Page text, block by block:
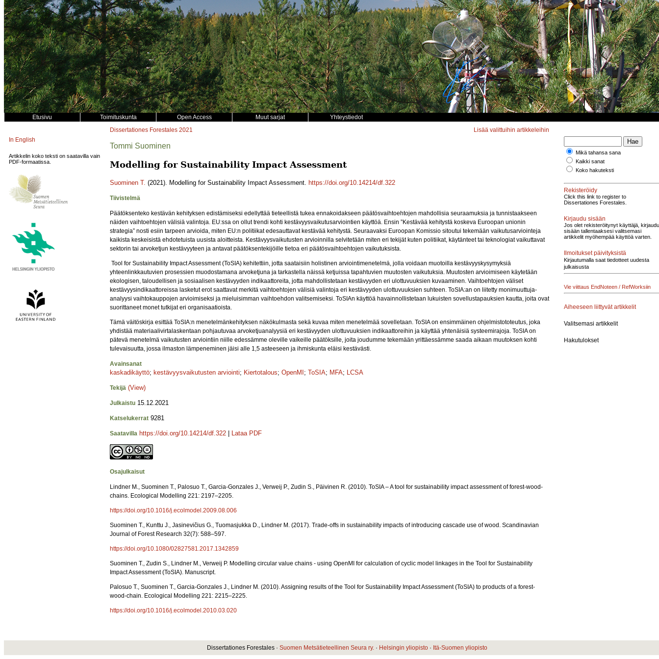
Etusivu Toimituskunta Open Access Muut sarjat Yhteystiedot
In English
Artikkelin koko teksti on saatavilla vain
PDF-formaatissa.
Dissertationes Forestales 2021 Lisää valittuihin artikkeleihin
Tommi Suominen
Modelling for Sustainability Impact Assessment
Suominen T. (2021). Modelling for Sustainability Impact Assessment. https://doi.org/10.14214/df.322
Tiivistelmä
Päätöksenteko kestävän kehityksen edistämiseksi edellyttää tieteellistä tukea ennakoidakseen päätösvaihtoehtojen mahdollisia seuraamuksia ja tunnistaakseen
näiden vaihtoehtojen välisiä valintoja. EU:ssa on ollut trendi kohti kestävyysvaikutusarviointien käyttöä. Ensin ”Kestävää kehitystä koskeva Euroopan unionin
strategia” nosti esiin tarpeen arvioida, miten EU:n politiikat edesauttavat kestävää kehitystä. Seuraavaksi Euroopan Komissio sitoutui tekemään vaikutusarviointeja
kaikista keskeisistä ehdotetuista uusista aloitteista. Kestävyysvaikutusten arvioinnilla selvitetään miten eri tekijät kuten politiikat, käytänteet tai teknologiat vaikuttavat
sektorin tai arvoketjun kestävyyteen ja antavat päätöksentekijöille tietoa eri päätösvaihtoehtojen vaikutuksista.
Tool for Sustainability Impact Assessment (ToSIA) kehitettiin, jotta saataisiin holistinen arviointimenetelmä, jolla voidaan muotoilla kestävyyskysymyksiä
yhteenlinkkautuvien prosessien muodostamana arvoketjuna ja tarkastella näissä ketjuissa tapahtuvien muutosten vaikutuksia. Muutosten arvioimiseen käytetään
ekologisen, taloudellisen ja sosiaalisen kestävyyden indikaattoreita, jotta mahdollistetaan kestävyyden eri ulottuvuuksien kuvaaminen. Vaihtoehtojen väliset
kestävyysindikaattoreissa lasketut erot saattavat merkitä vaihtoehtojen välisiä valintoja eri kestävyyden ulottuvuuksien suhteen. ToSIA:an on liitetty monimuuttuja-
analyysi vaihtokauppojen arvioimiseksi ja mieluisimman vaihtoehdon valitsemiseksi. ToSIAn käyttöä havainnollistetaan lukuisten sovellustapauksien kautta, joita ovat
suorittaneet monet tutkijat eri organisaatioista.
Tämä väitöskirja esittää ToSIA:n menetelmänkehityksen näkökulmasta sekä kuvaa miten menetelmää sovelletaan. ToSIA on ensimmäinen ohjelmistototeutus, joka
yhdistää materiaalivirtalaskentaan pohjautuvaa arvoketjuanalyysiä eri kestävyyden ulottuvuuksien indikaattoreihin ja käyttää yhtenäisiä systeemirajoja. ToSIA on
pätevä menetelmä vaikutusten arviointiin niille edessämme oleville vaikeille päätöksille, joita joudumme tekemään yrittäessämme saada aikaan muutoksen kohti
tulevaisuutta, jossa ilmaston lämpeneminen jäisi alle 1,5 asteeseen ja ihmiskunta eläisi kestävästi.
Avainsanat
kaskadikäyttö; kestävyysvaikutusten arviointi; Kiertotalous; OpenMI ; ToSIA; MFA; LCSA
Tekijä (View)
Julkaistu 15.12.2021
Katselukerrat 9281
Saatavilla https://doi.org/10.14214/df.322 Lataa PDF
Osajulkaisut
Lindner M., Suominen T., Palosuo T., Garcia-Gonzales J., Verweij P., Zudin S., Päivinen R. (2010). ToSIA – A tool for sustainability impact assessment of forest-wood-
chains. Ecological Modelling 221: 2197–2205.
https://doi.org/10.1016/j.ecolmodel.2009.08.006
Suominen T., Kunttu J., Jasinevičius G., Tuomasjukka D., Lindner M. (2017). Trade-offs in sustainability impacts of introducing cascade use of wood. Scandinavian
Journal of Forest Research 32(7): 588–597.
https://doi.org/10.1080/02827581.2017.1342859
Suominen T., Zudin S., Lindner M., Verweij P. Modelling circular value chains - using OpenMI for calculation of cyclic model linkages in the Tool for Sustainability
Impact Assessment (ToSIA). Manuscript.
Palosuo T., Suominen T., Garcia-Gonzales J., Lindner M. (2010). Assigning results of the Tool for Sustainability Impact Assessment (ToSIA) to products of a forest-
wood-chain. Ecological Modelling 221: 2215–2225.
https://doi.org/10.1016/j.ecolmodel.2010.03.020
Mikä tahansa sana
Kaikki sanat
Koko hakuteksti
Rekisteröidy
Click this link to register to
Dissertationes Forestales.
Kirjaudu sisään
Jos olet rekisteröitynyt käyttäjä, kirjaudu
sisään tallentaaksesi valitsemasi
artikkelit myöhempää käyttöä varten.
Ilmoitukset päivityksistä
Kirjautumalla saat tiedotteet uudesta
julkaisusta
Vie viittaus EndNoteen / RefWorksiin
Aiheeseen liittyvät artikkelit
Valitsemasi artikkelit
Hakutulokset
Dissertationes Forestales · Suomen Metsätieteellinen Seura ry. · Helsingin yliopisto · Itä-Suomen yliopisto